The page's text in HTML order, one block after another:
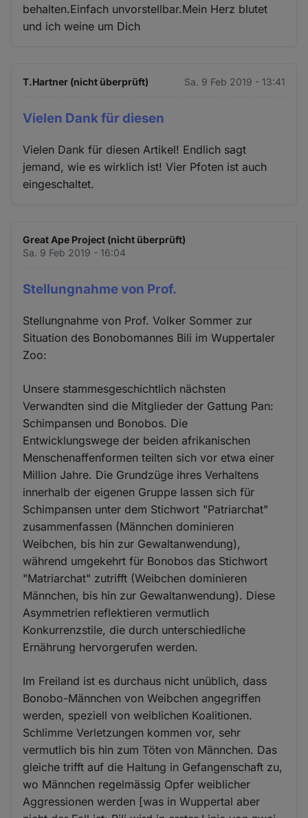
behalten.Einfach unvorstellbar.Mein Herz blutet
und ich weine um Dich
T.Hartner (nicht überprüft) Sa. 9 Feb 2019 - 13:41
Vielen Dank für diesen
Vielen Dank für diesen Artikel! Endlich sagt
jemand, wie es wirklich ist! Vier Pfoten ist auch
eingeschaltet.
Great Ape Project (nicht überprüft)
Sa. 9 Feb 2019 - 16:04
Stellungnahme von Prof.
Stellungnahme von Prof. Volker Sommer zur
Situation des Bonobomannes Bili im Wuppertaler
Zoo:
Unsere stammesgeschichtlich nächsten
Verwandten sind die Mitglieder der Gattung Pan:
Schimpansen und Bonobos. Die
Entwicklungswege der beiden afrikanischen
Menschenaffenformen teilten sich vor etwa einer
Million Jahre. Die Grundzüge ihres Verhaltens
innerhalb der eigenen Gruppe lassen sich für
Schimpansen unter dem Stichwort "Patriarchat"
zusammenfassen (Männchen dominieren
Weibchen, bis hin zur Gewaltanwendung),
während umgekehrt für Bonobos das Stichwort
"Matriarchat" zutrifft (Weibchen dominieren
Männchen, bis hin zur Gewaltanwendung). Diese
Asymmetrien reflektieren vermutlich
Konkurrenzstile, die durch unterschiedliche
Ernährung hervorgerufen werden.
Im Freiland ist es durchaus nicht unüblich, dass
Bonobo-Männchen von Weibchen angegriffen
werden, speziell von weiblichen Koalitionen.
Schlimme Verletzungen kommen vor, sehr
vermutlich bis hin zum Töten von Männchen. Das
gleiche trifft auf die Haltung in Gefangenschaft zu,
wo Männchen regelmässig Opfer weiblicher
Aggressionen werden [was in Wuppertal aber